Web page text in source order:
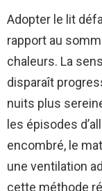
Adopter le lit
rapport au
chaleurs. La
disparaît
nuits plus
les épisodes
encombré, le
une ventilation
cette méthode